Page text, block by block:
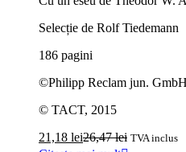
Selecție de Rolf Tiedemann
186 pagini
©Philipp Reclam jun.
© TACT, 2015
21,18 lei26,47lei TVA inclus